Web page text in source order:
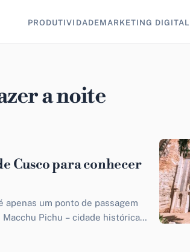
PRODUTIVIDADEMARKETING DIGITAL
a noite
Cusco para conhecer
apenas um ponto de passagem
Pichu – cidade histórica